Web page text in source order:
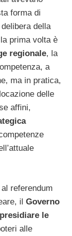
forma di
della
prima volta è
regionale, la
a
ma in pratica,
delle
affini,
referendum
il Governo
le
alle